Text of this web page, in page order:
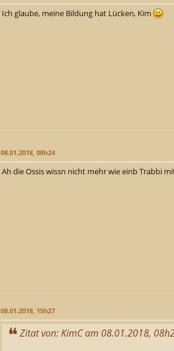
Ich glaube, meine Bildung hat Lücken, Kim
08.01.2018, 08h24
Ah die Ossis wissn nicht mehr wie einb Trabbi
08.01.2018, 15h27
Zitat von: KimC am 08.01.2018,